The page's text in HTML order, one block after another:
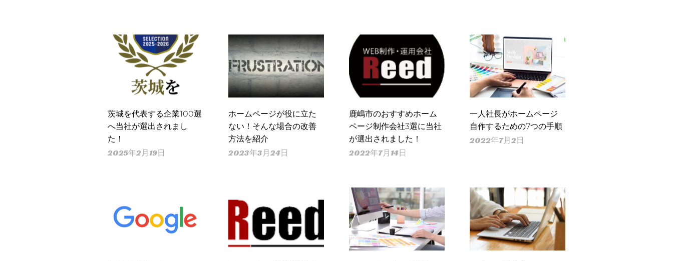
茨城を代表する企業100選
へ当社が選出されまし
た！
2025年2月19日
ホームページが役に立た
ない！そんな場合の改善
方法を紹介
2023年3月24日
鹿嶋市のおすすめホーム
ページ制作会社3選に当社
が選出されました！
2022年7月14日
一人社長がホームページ
自作するための7つの手順
2022年7月2日